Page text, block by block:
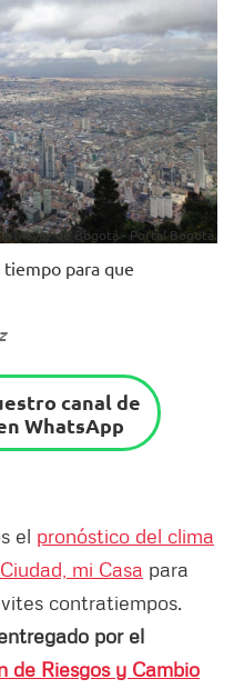
Mayor de Bogotá - Portal Bogotá.
para que
canal de
WhatsApp
el pronóstico del clima
mi Casa para
contratiempos.
por el
Riesgos y Cambio